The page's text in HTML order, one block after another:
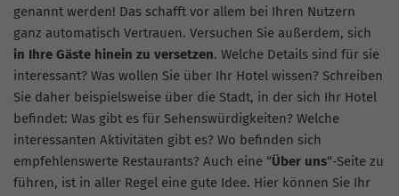
genannt werden! Das schafft vor allem bei Ihren Nutzern
ganz automatisch Vertrauen. Versuchen Sie außerdem, sich
in Ihre Gäste hinein zu versetzen. Welche Details sind für sie
interessant? Was wollen Sie über Ihr Hotel wissen? Schreiben
Sie daher beispielsweise über die Stadt, in der sich Ihr Hotel
befindet: Was gibt es für Sehenswürdigkeiten? Welche
interessanten Aktivitäten gibt es? Wo befinden sich
empfehlenswerte Restaurants? Auch eine “Über uns“-Seite zu
führen, ist in aller Regel eine gute Idee. Hier können Sie Ihr